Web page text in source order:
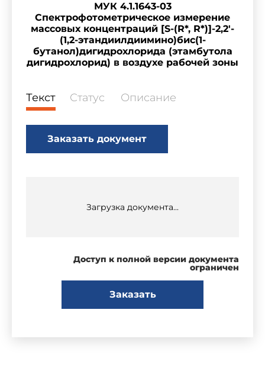
МУК 4.1.1643-03
Спектрофотометрическое измерение
массовых концентраций [S-(R*, R*)]-2,2'-
(1,2-этандиилдиимино)бис(1-
бутанол)дигидрохлорида (этамбутола
дигидрохлорид) в воздухе рабочей зоны
Текст Статус Описание
Заказать документ
Загрузка документа...
Доступ к полной версии документа
ограничен
Заказать